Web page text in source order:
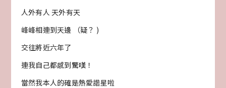
人外有人 天外有天
峰峰相連到天邊 （疑？ )
交往將近六年了
連我自己都感到驚嘆！
當然我本人的確是熱愛諧星啦